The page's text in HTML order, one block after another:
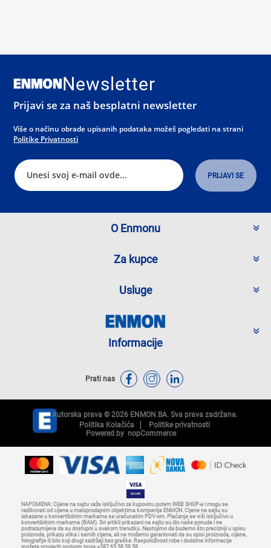
Newsletter
Prijavi se za naš besplatni newsletter
Više o načinu obrade upisanih podataka možeš pogledati na strani
Politike Privatnosti
O Enmonu
Za kupce
Usluge
Informacije
Prati nas
Autorska prava © 2026 ENMON.BA. Sva prava zadržana.
Politika Kolačića
Politike privatnosti
Powered by nopCommerce
NAPOMENA: Cijene na sajtu važe isključivo za kupovinu putem WEB SHOP-a i mogu se
razlikovati od cijena u maloprodajnim objektima kompanije ENMON. Cijene na sajtu su
iskazane u konvertibilnim markama sa uračunatim PDV-om. Plaćanje se vrši isključivo u
konvertibilnim markama (BAM). Svi artikli prikazani na sajtu su dio naše ponude i ne
podrazumijeva da su dostupni u svakom trenutku. Nastojimo da budemo što precizniji u opisu
proizvoda, prikazu slika i samih cijena, ali ne možemo garantovati da su opisi proizvoda, cijene,
fotografije ili bilo koji drugi sadržaji bez greške. Raspoloživost robe i dodatne informacije
možete provjeriti pozivom broja +387 65 58 58 58.